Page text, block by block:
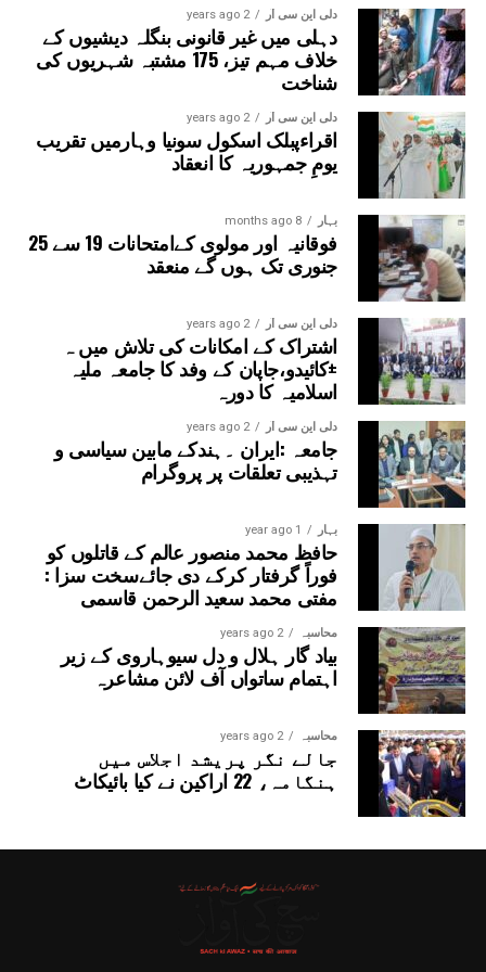
سیکٹر-97، سیکٹر-105، سیکٹر-108، سیکٹر-93، اور پنچشیل
بوائز انٹر کالج شامل ہوں گے۔
دلی این سی آر 2 years ago
دہلی میں غیر قانونی بنگلہ دیشیوں کے
خلاف مہم تیز، 175 مشتبہ شہریوں کی
شناخت
دلی این سی آر 2 years ago
اقراءپبلک اسکول سونیا وہارمیں تقریب
یومِ جمہوریہ کا انعقاد
بہار 8 months ago
فوقانیہ اور مولوی کےامتحانات 19 سے 25
جنوری تک ہوں گے منعقد
دلی این سی آر 2 years ago
اشتراک کے امکانات کی تلاش میں ہ
±کائیدو،جاپان کے وفد کا جامعہ ملیہ
اسلامیہ کا دورہ
دلی این سی آر 2 years ago
جامعہ :ایران ۔ہندکے مابین سیاسی و
تہذیبی تعلقات پر پروگرام
بہار 1 year ago
حافظ محمد منصور عالم کے قاتلوں کو
فوراً گرفتار کرکے دی جائےسخت سزا :
مفتی محمد سعید الرحمن قاسمی
محاسبہ 2 years ago
بیاد گار ہلال و دل سیوہاروی کے زیر
اہتمام ساتواں آف لائن مشاعرہ
محاسبہ 2 years ago
جالے نگر پریشد اجلاس میں
ہنگامہ، 22 اراکین نے کیا بائیکاٹ